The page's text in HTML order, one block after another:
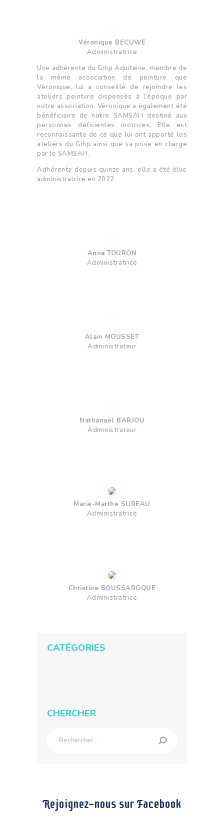
Véronique BECUWE
Administratrice
Une adhérente du Gihp Aquitaine, membre de
la même association de peinture que
Véronique, lui a conseillé de rejoindre les
ateliers peinture dispensés à l’époque par
notre association. Véronique a également été
bénéficiaire de notre SAMSAH destiné aux
personnes déficientes motrices. Elle est
reconnaissante de ce que lui ont apporté les
ateliers du Gihp ainsi que sa prise en charge
par le SAMSAH.
Adhérente depuis quinze ans, elle a été élue
administratrice en 2022.
Anna TOURON
Administratrice
Alain MOUSSET
Administrateur
Nathanaël BARJOU
Administrateur
Marie-Marthe SUREAU
Administratrice
Christine BOUSSAROQUE
Administratrice
CATÉGORIES
CHERCHER
Rejoignez-nous sur Facebook